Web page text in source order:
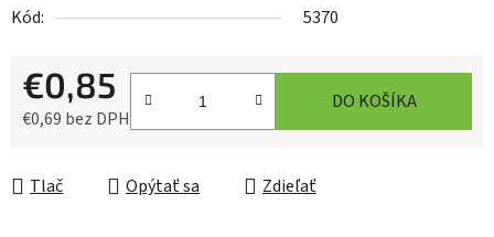
Kód:
5370
€0,85
€0,69 bez DPH
DO KOŠÍKA
Tlač Opýtať sa Zdieľať